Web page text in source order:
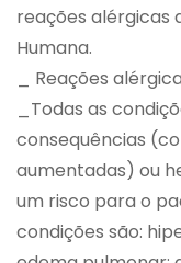
reações alérgicas
Humana.
_ Reações
_Todas as
consequências
aumentadas) ou
um risco para o
condições são: